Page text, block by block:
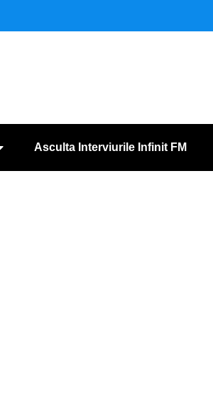
Asculta Interviurile Infinit FM